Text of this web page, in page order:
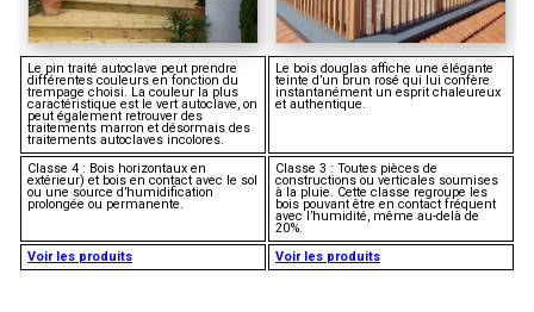
Le pin traité autoclave peut prendre
différentes couleurs en fonction du
trempage choisi. La couleur la plus
caractéristique est le vert autoclave, on
peut également retrouver des
traitements marron et désormais des
traitements autoclaves incolores.
Le bois douglas affiche une élégante
teinte d’un brun rosé qui lui confère
instantanément un esprit chaleureux
et authentique.
Classe 4 : Bois horizontaux en
extérieur) et bois en contact avec le sol
ou une source d’humidification
prolongée ou permanente.
Classe 3 : Toutes pièces de
constructions ou verticales soumises
à la pluie. Cette classe regroupe les
bois pouvant être en contact fréquent
avec l’humidité, même au-delà de
20%.
Voir les produits
Voir les produits